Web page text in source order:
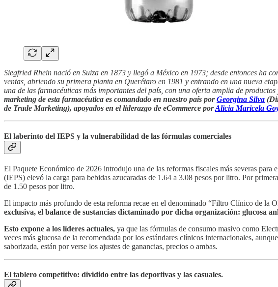
Siegfried Rhein nació en Suiza en 1873 y llegó a México en 1973; desde entonces ha
ventas, abriendo su primera planta en Querétaro en 1981 y entrando en una nueva
una de las farmacéuticas más importantes del país, con una oferta amplia de
marketing de esta farmacéutica es comandado en nuestro país porGeorgina Silva
de Trade Marketing), apoyados en el liderazgo de eCommerce porAlicia Maricela
El laberinto del IEPS y la vulnerabilidad de las fórmulas comerciales
El Paquete Económico de 2026 introdujo una de las reformas fiscales más severas
(IEPS) elevó la carga para bebidas azucaradas de 1.64 a 3.08 pesos por litro. Por
de 1.50 pesos por litro.
El impacto más profundo de esta reforma recae en el denominado “Filtro Clínico de la
exclusiva, el balance de sustancias dictaminado por dicha organización: glucosa
Esto expone a los líderes actuales, ya que las fórmulas de consumo masivo como
veces más glucosa de la recomendada por los estándares clínicos internacionales,
saborizada, están por verse los ajustes de ganancias, precios o ambas.
El tablero competitivo: dividido entre las deportivas y las casuales.